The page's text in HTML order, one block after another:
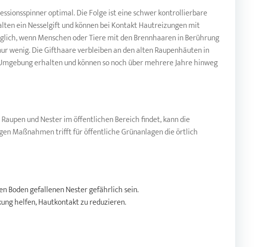
optimal. Die Folge ist eine schwer kontrollierbare
ein Nesselgift und können bei Kontakt Hautreizungen mit
wenn Menschen oder Tiere mit den Brennhaaren in Berührung
wenig. Die Gifthaare verbleiben an den alten Raupenhäuten in
erhalten und können so noch über mehrere Jahre hinweg
Raupen und Nester im öffentlichen Bereich findet, kann die
Maßnahmen trifft für öffentliche Grünanlagen die örtlich
Boden gefallenen Nester gefährlich sein.
helfen, Hautkontakt zu reduzieren.